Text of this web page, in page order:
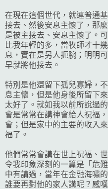
在現在這個世代，就連普通
接去、然後安息主懷了，那
是被主接去、安息主懷了。
比我年輕的多，當牧師才十
息，實在是另人扼腕；明明
早就將他接去。
特別是他還留下孤兒寡婦，
息主懷，但是他身後所留下
太好了。就如我以前所說過
會是常常在講神會給人祝福
會；但是家中的主要的收入
福了。
他們常常會講在世上祝福、
令我印象深刻的一篇是「危
中有講過，當年在金融海嘯
誰要再對他的家人講呢？感